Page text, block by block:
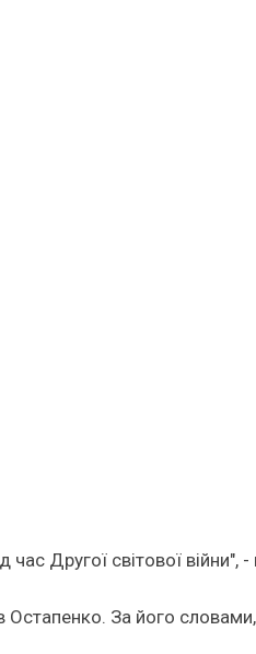
Другої світової війни",
За його словами,